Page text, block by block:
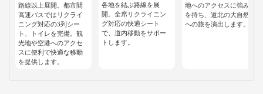
路線以上展開。都市間
高速バスではリクライ
ニング対応の3列シー
ト、トイレを完備。観
光地や空港へのアクセ
スに便利で快適な移動
を提供します。
各地を結ぶ路線を展
開。全席リクライニン
グ対応の快適シート
で、道内移動をサポー
トします。
地へのアクセスに強み
を持ち、道北の大自然
への旅を演出します。